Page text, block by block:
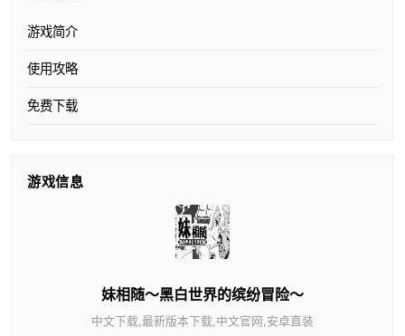
游戏简介
使用攻略
免费下载
游戏信息
妹相随～黑白世界的缤纷冒险～
中文下载,最新版本下载,中文官网,安卓直装